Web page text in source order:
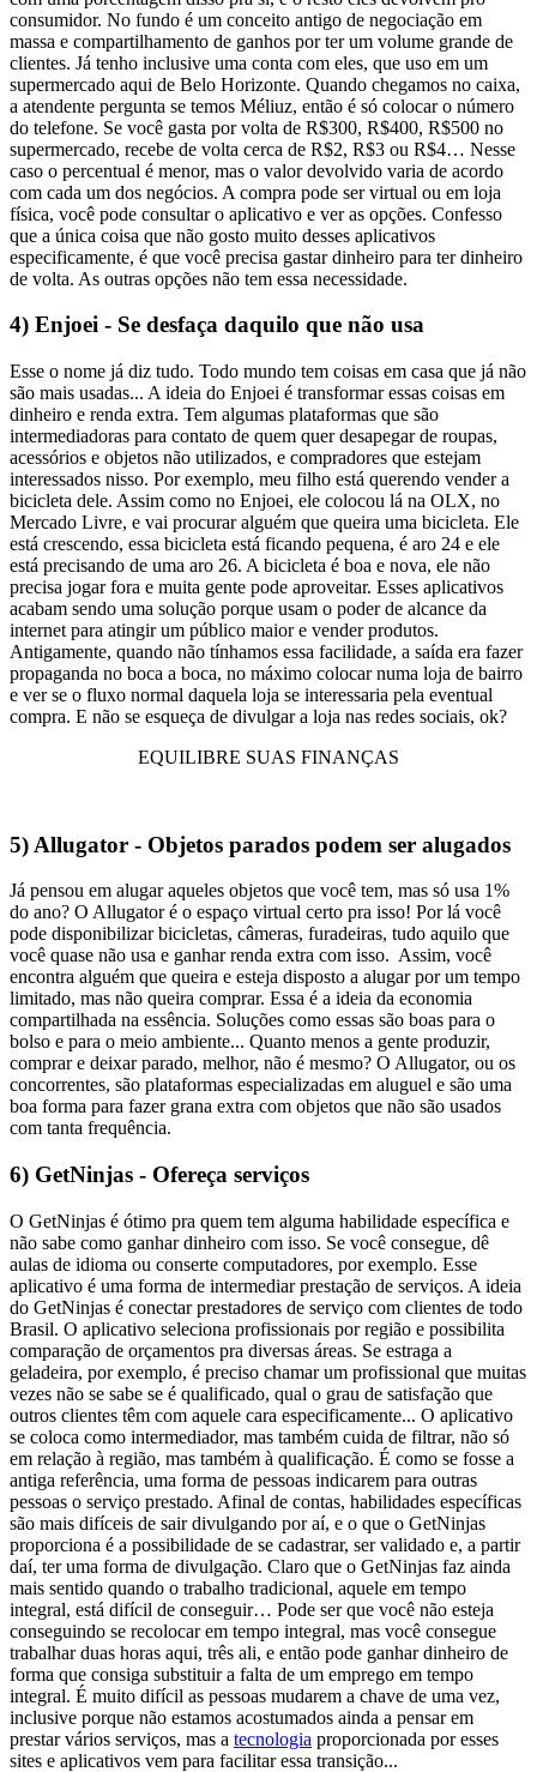
consumidor. No fundo é um conceito antigo de negociação em
massa e compartilhamento de ganhos por ter um volume grande de
clientes. Já tenho inclusive uma conta com eles, que uso em um
supermercado aqui de Belo Horizonte. Quando chegamos no caixa,
a atendente pergunta se temos Méliuz, então é só colocar o número
do telefone. Se você gasta por volta de R$300, R$400, R$500 no
supermercado, recebe de volta cerca de R$2, R$3 ou R$4… Nesse
caso o percentual é menor, mas o valor devolvido varia de acordo
com cada um dos negócios. A compra pode ser virtual ou em loja
física, você pode consultar o aplicativo e ver as opções. Confesso
que a única coisa que não gosto muito desses aplicativos
especificamente, é que você precisa gastar dinheiro para ter dinheiro
de volta. As outras opções não tem essa necessidade.
4) Enjoei - Se desfaça daquilo que não usa
Esse o nome já diz tudo. Todo mundo tem coisas em casa que já não
são mais usadas... A ideia do Enjoei é transformar essas coisas em
dinheiro e renda extra. Tem algumas plataformas que são
intermediadoras para contato de quem quer desapegar de roupas,
acessórios e objetos não utilizados, e compradores que estejam
interessados nisso. Por exemplo, meu filho está querendo vender a
bicicleta dele. Assim como no Enjoei, ele colocou lá na OLX, no
Mercado Livre, e vai procurar alguém que queira uma bicicleta. Ele
está crescendo, essa bicicleta está ficando pequena, é aro 24 e ele
está precisando de uma aro 26. A bicicleta é boa e nova, ele não
precisa jogar fora e muita gente pode aproveitar. Esses aplicativos
acabam sendo uma solução porque usam o poder de alcance da
internet para atingir um público maior e vender produtos.
Antigamente, quando não tínhamos essa facilidade, a saída era fazer
propaganda no boca a boca, no máximo colocar numa loja de bairro
e ver se o fluxo normal daquela loja se interessaria pela eventual
compra. E não se esqueça de divulgar a loja nas redes sociais, ok?
EQUILIBRE SUAS FINANÇAS
5) Allugator - Objetos parados podem ser alugados
Já pensou em alugar aqueles objetos que você tem, mas só usa 1%
do ano? O Allugator é o espaço virtual certo pra isso! Por lá você
pode disponibilizar bicicletas, câmeras, furadeiras, tudo aquilo que
você quase não usa e ganhar renda extra com isso. Assim, você
encontra alguém que queira e esteja disposto a alugar por um tempo
limitado, mas não queira comprar. Essa é a ideia da economia
compartilhada na essência. Soluções como essas são boas para o
bolso e para o meio ambiente... Quanto menos a gente produzir,
comprar e deixar parado, melhor, não é mesmo? O Allugator, ou os
concorrentes, são plataformas especializadas em aluguel e são uma
boa forma para fazer grana extra com objetos que não são usados
com tanta frequência.
6) GetNinjas - Ofereça serviços
O GetNinjas é ótimo pra quem tem alguma habilidade específica e
não sabe como ganhar dinheiro com isso. Se você consegue, dê
aulas de idioma ou conserte computadores, por exemplo. Esse
aplicativo é uma forma de intermediar prestação de serviços. A ideia
do GetNinjas é conectar prestadores de serviço com clientes de todo
Brasil. O aplicativo seleciona profissionais por região e possibilita
comparação de orçamentos pra diversas áreas. Se estraga a
geladeira, por exemplo, é preciso chamar um profissional que muitas
vezes não se sabe se é qualificado, qual o grau de satisfação que
outros clientes têm com aquele cara especificamente... O aplicativo
se coloca como intermediador, mas também cuida de filtrar, não só
em relação à região, mas também à qualificação. É como se fosse a
antiga referência, uma forma de pessoas indicarem para outras
pessoas o serviço prestado. Afinal de contas, habilidades específicas
são mais difíceis de sair divulgando por aí, e o que o GetNinjas
proporciona é a possibilidade de se cadastrar, ser validado e, a partir
daí, ter uma forma de divulgação. Claro que o GetNinjas faz ainda
mais sentido quando o trabalho tradicional, aquele em tempo
integral, está difícil de conseguir… Pode ser que você não esteja
conseguindo se recolocar em tempo integral, mas você consegue
trabalhar duas horas aqui, três ali, e então pode ganhar dinheiro de
forma que consiga substituir a falta de um emprego em tempo
integral. É muito difícil as pessoas mudarem a chave de uma vez,
inclusive porque não estamos acostumados ainda a pensar em
prestar vários serviços, mas a tecnologia proporcionada por esses
sites e aplicativos vem para facilitar essa transição...